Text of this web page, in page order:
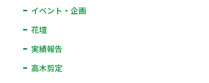
イベント・企画
花壇
実績報告
高木剪定